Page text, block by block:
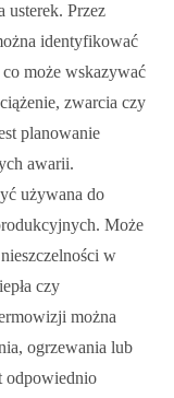
usterek. Przez
identyfikować
może wskazywać
zwarcia czy
planowanie
awarii.
używana do
Może
w
czy
można
ogrzewania lub
odpowiednio